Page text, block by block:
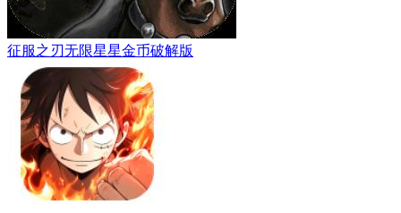
征服之刃无限星星金币破解版